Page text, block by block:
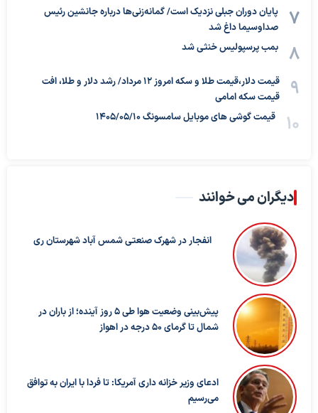
پایان دوران جبلی نزدیک است/ گمانه‌زنی‌ها درباره جانشین رئیس
صداوسیما داغ شد
بمب پرسپولیس خنثی شد
قیمت دلار،قیمت طلا و سکه امروز ۱۲ مرداد/ رشد دلار و طلا، افت
قیمت سکه امامی
قیمت گوشی های موبایل سامسونگ 1405/05/10
دیگران می خوانند
انفجار در شهرک صنعتی شمس آباد شهرستان ری
پیش‌بینی وضعیت هوا طی ۵ روز آینده؛ از باران در
شمال تا گرمای ۵۰ درجه در اهواز
ادعای وزیر خزانه داری آمریکا: تا فردا با ایران به توافق
می‌رسیم